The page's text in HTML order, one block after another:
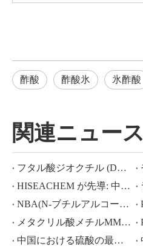
酢酸 酢酸氷 氷酢酸
関連ニュース
フタル酸ジオクチル (DOP) CAS NO.:117-81-7
HISEACHEM が先導: 中国から酢酸、シュウ酸、硫酸、硝酸、苛性ソーダ、液体アルカリ、メタ重亜硫酸ナトリウムの輸出で最近成功
NBA(N-ブチルアルコール)、CAS NO.:71-36-3、業界知識
メタクリル酸メチルMMA CAS 80-62-6の価格が大幅に下落
中国における硫酸の最近の市場シナリオ: 1 年を振り返る